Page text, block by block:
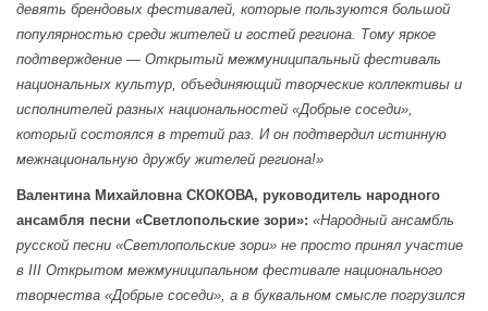
девять брендовых фестивалей, которые пользуются большой
популярностью среди жителей и гостей региона. Тому яркое
подтверждение — Открытый межмуниципальный фестиваль
национальных культур, объединяющий творческие коллективы и
исполнителей разных национальностей «Добрые соседи»,
который состоялся в третий раз. И он подтвердил истинную
межнациональную дружбу жителей региона!»
Валентина Михайловна СКОКОВА, руководитель народного
ансамбля песни «Светлопольские зори»: «Народный ансамбль
русской песни «Светлопольские зори» не просто принял участие
в III Открытом межмуниципальном фестивале национального
творчества «Добрые соседи», а в буквальном смысле погрузился